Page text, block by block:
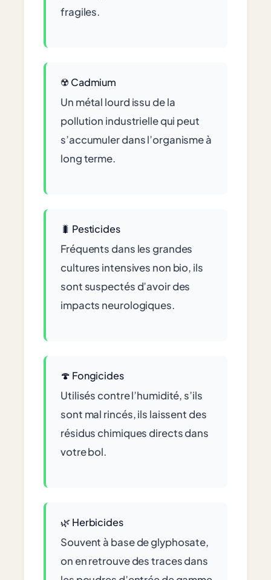
fragiles.
☢️ Cadmium
Un métal lourd issu de la
pollution industrielle qui peut
s’accumuler dans l’organisme à
long terme.
🐛 Pesticides
Fréquents dans les grandes
cultures intensives non bio, ils
sont suspectés d’avoir des
impacts neurologiques.
🍄 Fongicides
Utilisés contre l’humidité, s’ils
sont mal rincés, ils laissent des
résidus chimiques directs dans
votre bol.
🌿 Herbicides
Souvent à base de glyphosate,
on en retrouve des traces dans